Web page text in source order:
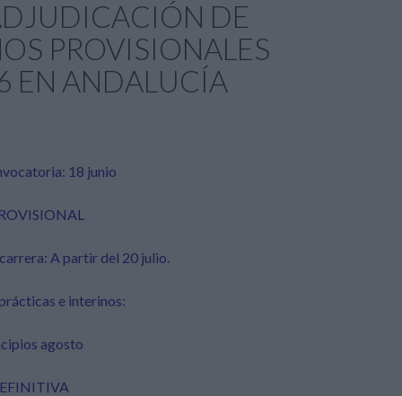
DE
PROVISIONALES
EN ANDALUCÍA
18 junio
A partir del 20 julio.
e interinos:
agosto